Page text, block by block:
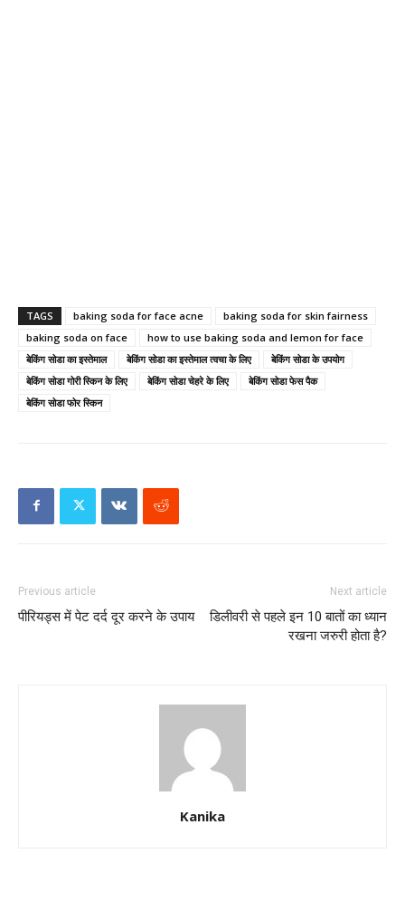
TAGS baking soda for face acne
baking soda for skin fairness
baking soda on face
how to use baking soda and lemon for face
बेकिंग सोडा का इस्तेमाल
बेकिंग सोडा का इस्तेमाल त्वचा के लिए
बेकिंग सोडा के उपयोग
बेकिंग सोडा गोरी स्किन के लिए
बेकिंग सोडा चेहरे के लिए
बेकिंग सोडा फेस पैक
बेकिंग सोडा फोर स्किन
Previous article
पीरियड्स में पेट दर्द दूर करने के उपाय
Next article
डिलीवरी से पहले इन 10 बातों का ध्यान
रखना जरुरी होता है?
Kanika